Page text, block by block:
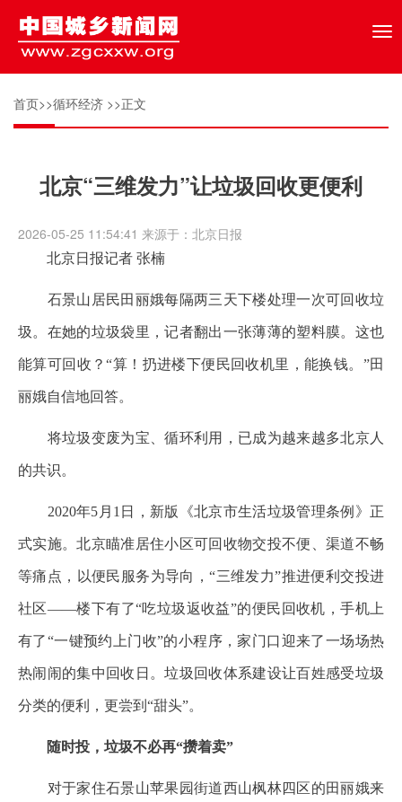
首页>>循环经济 >>正文
北京“三维发力”让垃圾回收更便利
2026-05-25 11:54:41 来源于：北京日报
北京日报记者 张楠
石景山居民田丽娥每隔两三天下楼处理一次可回收垃
圾。在她的垃圾袋里，记者翻出一张薄薄的塑料膜。这也
能算可回收？“算！扔进楼下便民回收机里，能换钱。”田
丽娥自信地回答。
将垃圾变废为宝、循环利用，已成为越来越多北京人
的共识。
2020年5月1日，新版《北京市生活垃圾管理条例》正
式实施。北京瞄准居住小区可回收物交投不便、渠道不畅
等痛点，以便民服务为导向，“三维发力”推进便利交投进
社区——楼下有了“吃垃圾返收益”的便民回收机，手机上
有了“一键预约上门收”的小程序，家门口迎来了一场场热
热闹闹的集中回收日。垃圾回收体系建设让百姓感受垃圾
分类的便利，更尝到“甜头”。
随时投，垃圾不必再“攒着卖”
对于家住石景山苹果园街道西山枫林四区的田丽娥来